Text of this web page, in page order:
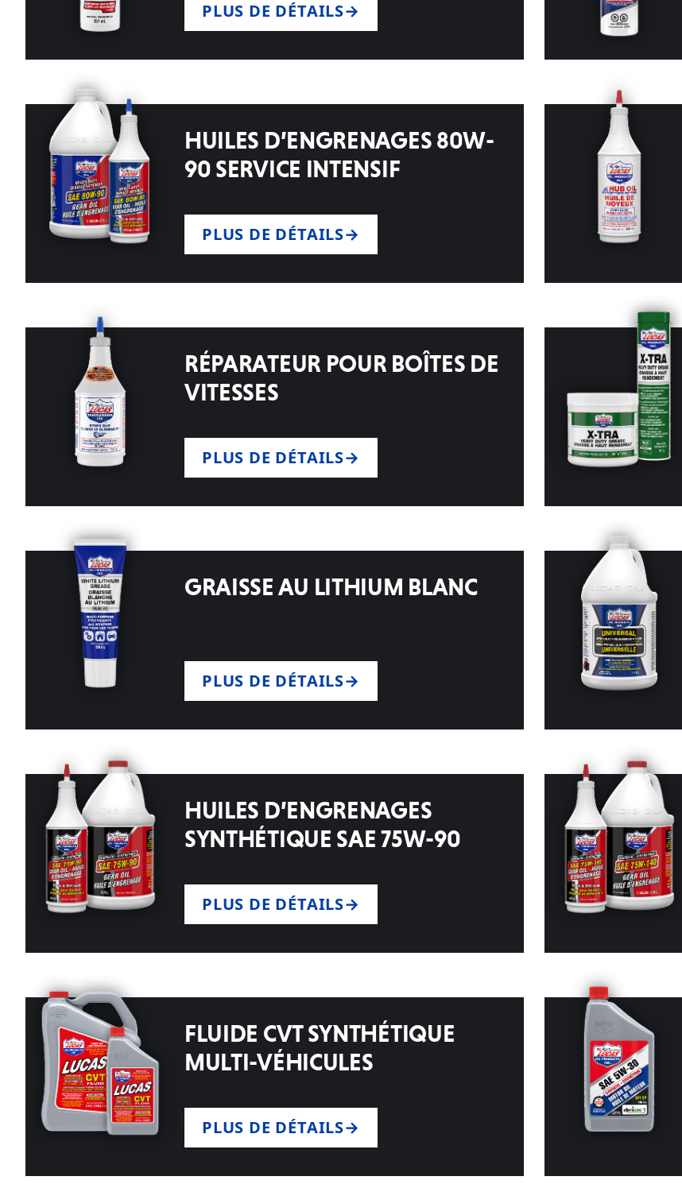
PLUS DE DÉTAILS
HUILES D’ENGRENAGES 80W-
90 SERVICE INTENSIF
PLUS DE DÉTAILS
RÉPARATEUR POUR BOÎTES DE
VITESSES
PLUS DE DÉTAILS
GRAISSE AU LITHIUM BLANC
PLUS DE DÉTAILS
HUILES D’ENGRENAGES
SYNTHÉTIQUE SAE 75W-90
PLUS DE DÉTAILS
FLUIDE CVT SYNTHÉTIQUE
MULTI-VÉHICULES
PLUS DE DÉTAILS